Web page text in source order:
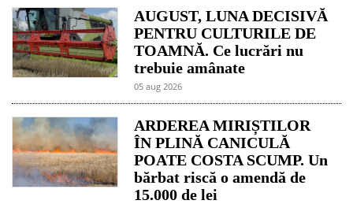
AUGUST, LUNA DECISIVĂ
PENTRU CULTURILE DE
TOAMNĂ. Ce lucrări nu
trebuie amânate
05 aug 2026
ARDEREA MIRIȘTILOR
ÎN PLINĂ CANICULĂ
POATE COSTA SCUMP. Un
bărbat riscă o amendă de
15.000 de lei